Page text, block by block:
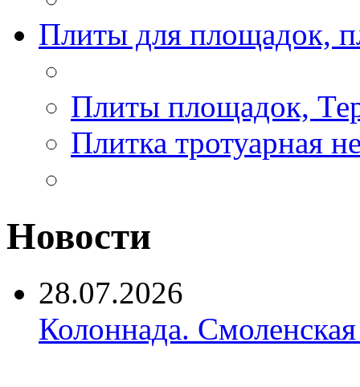
Плиты для площадок,
Плиты площадок,
Плитка тротуарная
Новости
28.07.2026
Колоннада. Смоленская